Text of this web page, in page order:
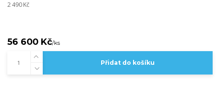
2 490 Kč
56 600 Kč/ks
Přidat do košíku